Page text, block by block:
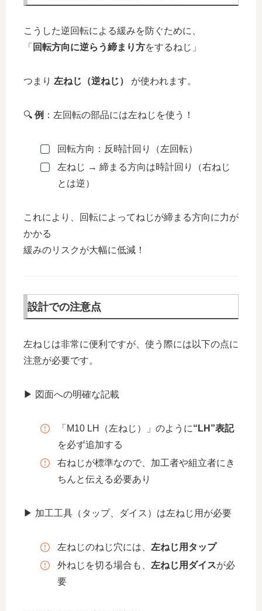
こうした逆回転による緩みを防ぐために、
「 回転方向に逆らう締まり方をするねじ」
つまり 左ねじ（逆ねじ） が使われます。
🔍 例 ：左回転の部品には左ねじを使う！
回転方向：反時計回り（左回転）
左ねじ → 締まる方向は時計回り（右ねじ
とは逆）
これにより、回転によってねじが締まる方向に力が
かかる
緩みのリスクが大幅に低減！
設計での注意点
左ねじは非常に便利ですが、使う際には以下の点に
注意が必要です。
▶ 図面への明確な記載
「M10 LH（左ねじ）」のように“LH”表記
を必ず追加する
右ねじが標準なので、加工者や組立者にき
ちんと伝える必要あり
▶ 加工工具（タップ、ダイス）は左ねじ用が必要
左ねじのねじ穴には、 左ねじ用タップ
外ねじを切る場合も、 左ねじ用ダイスが必
要